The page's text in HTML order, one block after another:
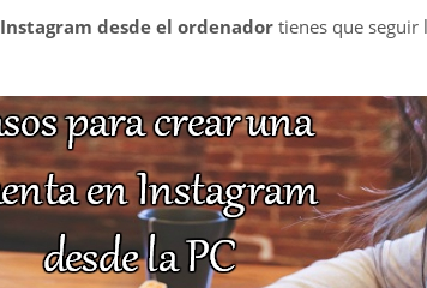
Instagram desde el ordenador tienes que seguir